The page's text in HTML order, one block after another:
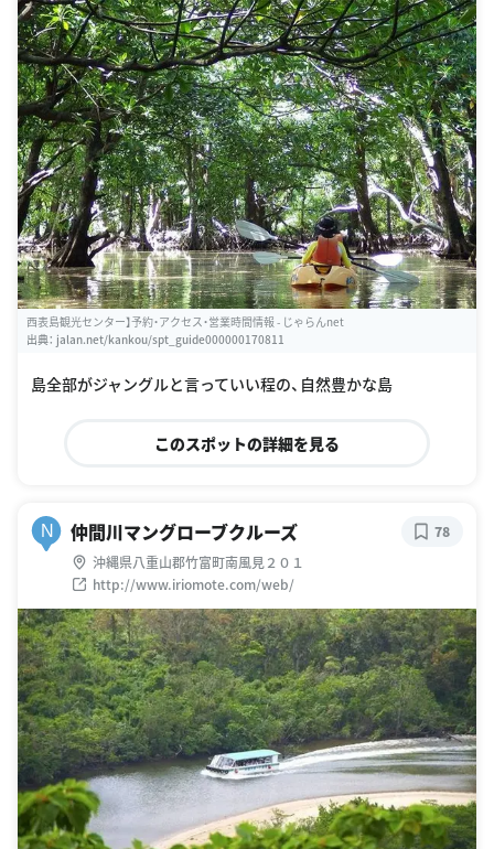
西表島観光センター】予約・アクセス・営業時間情報 - じゃらんnet
出典： jalan.net/kankou/spt_guide000000170811
島全部がジャングルと言っていい程の、自然豊かな島
このスポットの詳細を見る
N 仲間川マングローブクルーズ
沖縄県八重山郡竹富町南風見２０１
http://www.iriomote.com/web/
78